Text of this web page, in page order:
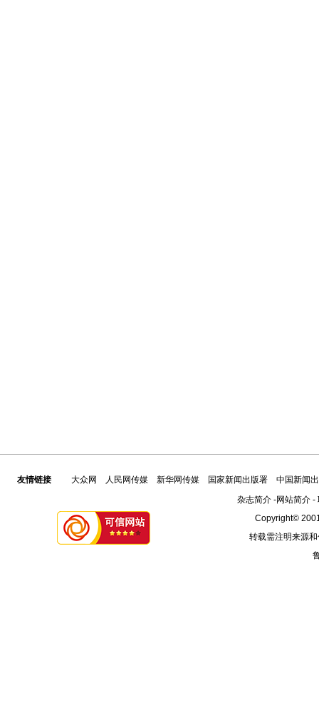
友情链接 大众网 人民网传媒 新华网传媒 国家新闻出版署
中国新闻
杂志简介-网站简介-
Copyright©
转载需注明来源